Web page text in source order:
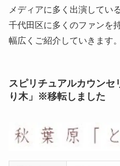
メディアに多く出演してい
千代田区に多くのファンを
幅広くご紹介していきます。
スピリチュアルカウンセ
り木」※移転しました